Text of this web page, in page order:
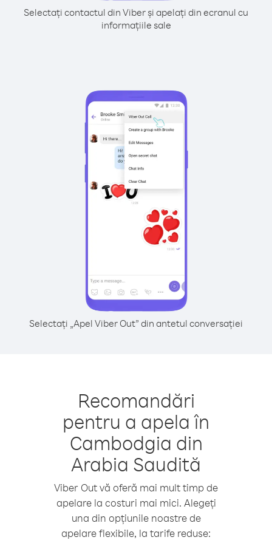
Selectați contactul din Viber și apelați din ecranul cu
informațiile sale
Selectați „Apel Viber Out” din antetul conversației
Recomandări
pentru a apela în
Cambodgia din
Arabia Saudită
Viber Out vă oferă mai mult timp de
apelare la costuri mai mici. Alegeți
una din opțiunile noastre de
apelare flexibile, la tarife reduse: